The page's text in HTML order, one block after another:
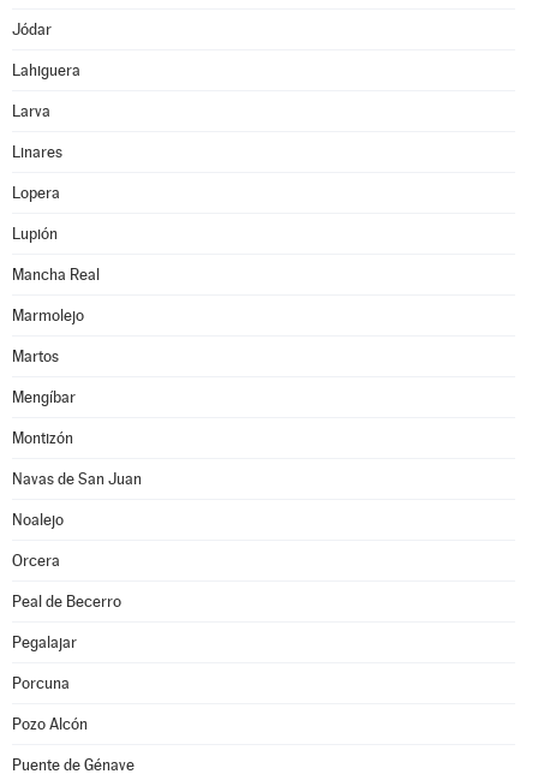
Jódar
Lahiguera
Larva
Linares
Lopera
Lupión
Mancha Real
Marmolejo
Martos
Mengíbar
Montizón
Navas de San Juan
Noalejo
Orcera
Peal de Becerro
Pegalajar
Porcuna
Pozo Alcón
Puente de Génave